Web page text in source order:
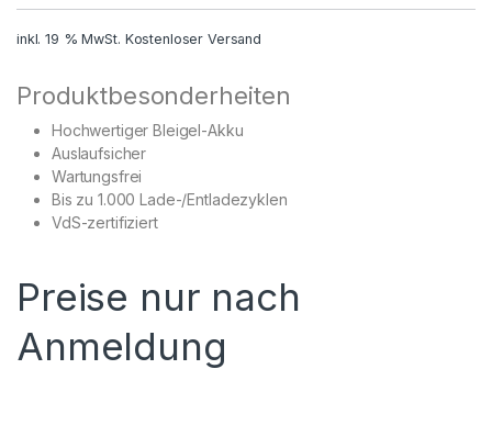
inkl. 19 % MwSt. Kostenloser Versand
Produktbesonderheiten
Hochwertiger Bleigel-Akku
Auslaufsicher
Wartungsfrei
Bis zu 1.000 Lade-/Entladezyklen
VdS-zertifiziert
Preise nur nach
Anmeldung